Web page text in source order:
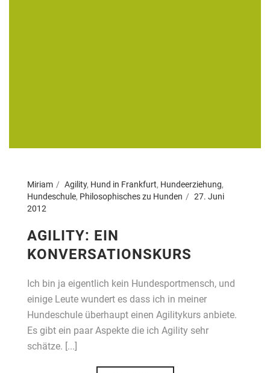
Miriam Agility, Hund in Frankfurt, Hundeerziehung,
Hundeschule, Philosophisches zu Hunden
27. Juni
2012
AGILITY: EIN
KONVERSATIONSKURS
Ich bin ja eigentlich kein Hundesportmensch, und
einige Leute wundert es dass ich in meiner
Hundeschule überhaupt einen Agilitykurs anbiete.
Es gibt ein paar Aspekte die ich Agility sehr
schätze. [...]